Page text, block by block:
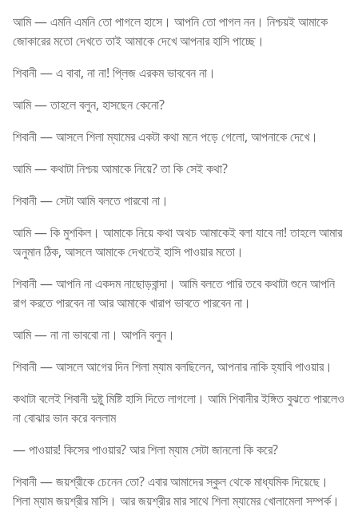
আমি — এমনি এমনি তো পাগলে হাসে। আপনি তো পাগল নন। নিশ্চয়ই আমাকে
জোকারের মতো দেখতে তাই আমাকে দেখে আপনার হাসি পাচ্ছে।
শিবানী — এ বাবা, না না! প্লিজ এরকম ভাববেন না।
আমি — তাহলে বলুন, হাসছেন কেনো?
শিবানী — আসলে শিলা ম্যামের একটা কথা মনে পড়ে গেলো, আপনাকে দেখে।
আমি — কথাটা নিশ্চয় আমাকে নিয়ে? তা কি সেই কথা?
শিবানী — সেটা আমি বলতে পারবো না।
আমি — কি মুশকিল। আমাকে নিয়ে কথা অথচ আমাকেই বলা যাবে না! তাহলে আমার
অনুমান ঠিক, আসলে আমাকে দেখতেই হাসি পাওয়ার মতো।
শিবানী — আপনি না একদম নাছোড়বান্দা। আমি বলতে পারি তবে কথাটা শুনে আপনি
রাগ করতে পারবেন না আর আমাকে খারাপ ভাবতে পারবেন না।
আমি — না না ভাববো না। আপনি বলুন।
শিবানী — আসলে আগের দিন শিলা ম্যাম বলছিলেন, আপনার নাকি হ্যাবি পাওয়ার।
কথাটা বলেই শিবানী দুষ্টু মিষ্টি হাসি দিতে লাগলো। আমি শিবানীর ইঙ্গিত বুঝতে পারলেও
না বোঝার ভান করে বললাম
— পাওয়ার! কিসের পাওয়ার? আর শিলা ম্যাম সেটা জানলো কি করে?
শিবানী — জয়শ্রীকে চেনেন তো? এবার আমাদের স্কুল থেকে মাধ্যমিক দিয়েছে।
শিলা ম্যাম জয়শ্রীর মাসি। আর জয়শ্রীর মার সাথে শিলা ম্যামের খোলামেলা সম্পর্ক।